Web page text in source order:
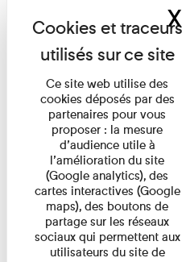
Ce site web utilise des
cookies déposés par des
partenaires pour vous
proposer : la mesure
d’audience utile à
l’amélioration du site
(Google analytics), des
cartes interactives (Google
maps), des boutons de
partage sur les réseaux
sociaux qui permettent aux
utilisateurs du site de
X